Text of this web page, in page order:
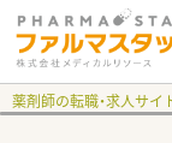
薬剤師の転職・求人サ